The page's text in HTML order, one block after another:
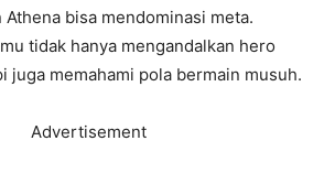
Athena bisa mendominasi meta.
tidak hanya mengandalkan hero
juga memahami pola bermain musuh.
Advertisement